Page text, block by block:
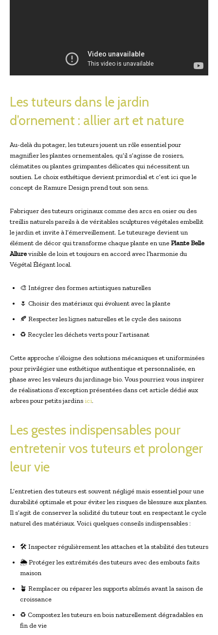
Les tuteurs dans le jardin
d’ornement : allier art et nature
Au-delà du potager, les tuteurs jouent un rôle essentiel pour
magnifier les plantes ornementales, qu’il s’agisse de rosiers,
clématites ou plantes grimpantes délicates qui nécessitent un
soutien. Le choix esthétique devient primordial et c’est ici que le
concept de Ramure Design prend tout son sens.
Fabriquer des tuteurs originaux comme des arcs en osier ou des
treillis naturels pareils à de véritables sculptures végétales embellit
le jardin et invite à l’émerveillement. Le tuteurage devient un
élément de décor qui transforme chaque plante en unePlante Belle
Allurevisible de loin et toujours en accord avec l’harmonie du
Végétal Élégant local.
🎨 Intégrer des formes artistiques naturelles
🌷 Choisir des matériaux qui évoluent avec la plante
🍂 Respecter les lignes naturelles et le cycle des saisons
♻️ Recycler les déchets verts pour l’artisanat
Cette approche s’éloigne des solutions mécaniques et uniformisées
pour privilégier une esthétique authentique et personnalisée, en
phase avec les valeurs du jardinage bio. Vous pourriez vous inspirer
de réalisations d’exception présentées dans cet article dédié aux
arbres pour petits jardins ici.
Les gestes indispensables pour
entretenir vos tuteurs et prolonger
leur vie
L’entretien des tuteurs est souvent négligé mais essentiel pour une
durabilité optimale et pour éviter les risques de blessure aux plantes.
Il s’agit de conserver la solidité du tuteur tout en respectant le cycle
naturel des matériaux. Voici quelques conseils indispensables :
🛠️ Inspecter régulièrement les attaches et la stabilité des tuteurs
🌦️ Protéger les extrémités des tuteurs avec des embouts faits
maison
🪴 Remplacer ou réparer les supports abîmés avant la saison de
croissance
♻️ Compostez les tuteurs en bois naturellement dégradables en
fin de vie